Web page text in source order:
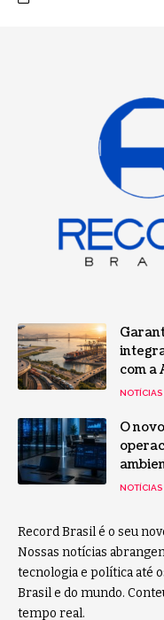
com a
NOTÍCIAS
O
NOTÍCIAS
Record Brasil é o seu
Nossas notícias
tecnologia e política até
Brasil e do mundo.
tempo real.